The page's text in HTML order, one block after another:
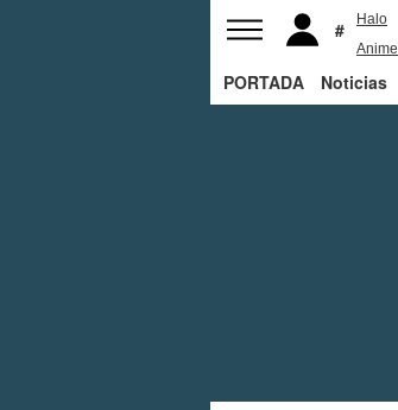
Halo
Anime
PORTADA Noticias